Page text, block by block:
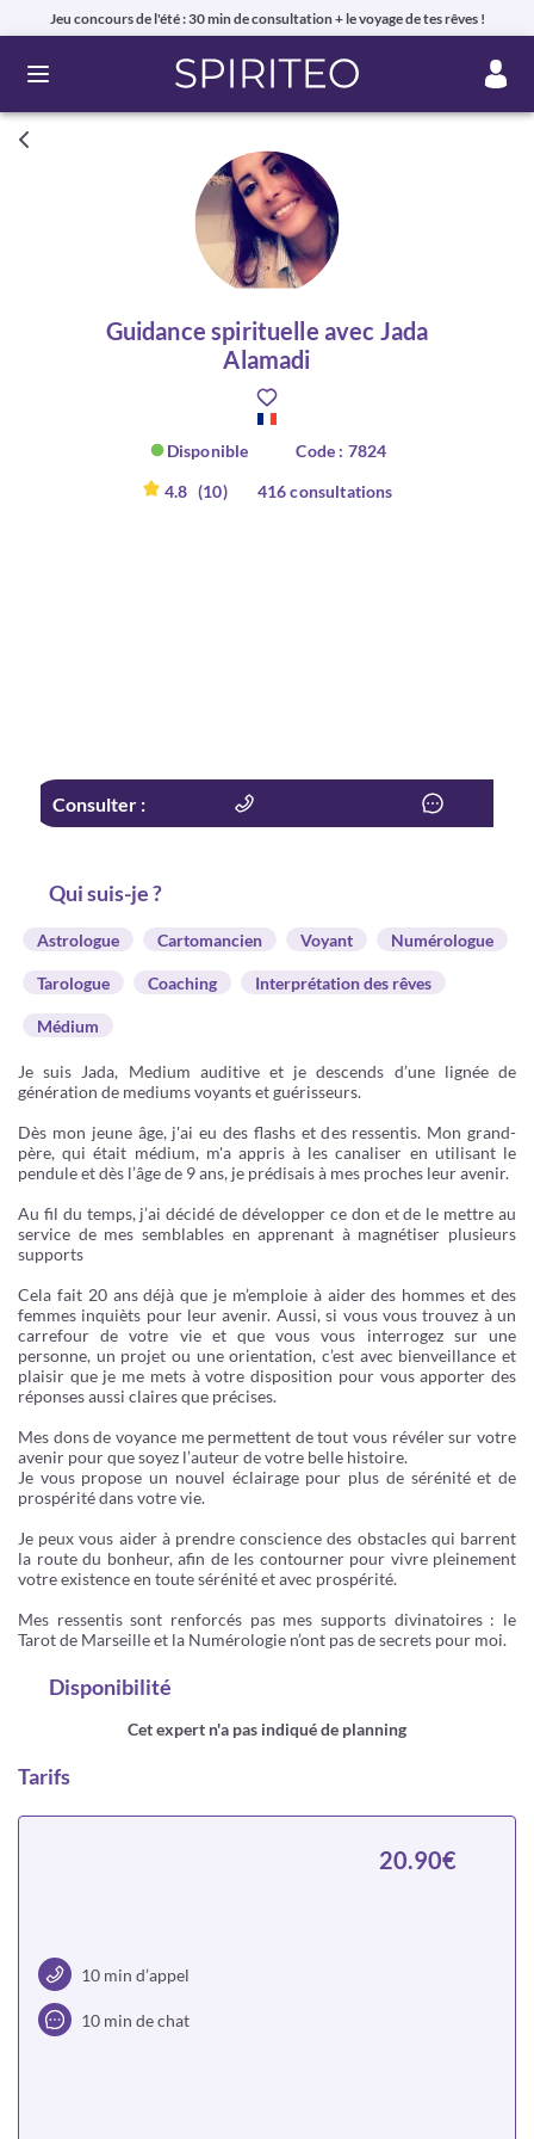
Jeu concours de l'été : 30 min de consultation + le voyage de tes rêves !
Ouvrir le menu
Guidance spirituelle avec Jada
Alamadi
Disponible Code : 7824
4.8 (10) 416 consultations
Consulter :
Qui suis-je ?
Astrologue Cartomancien Voyant Numérologue
Tarologue Coaching Interprétation des rêves
Médium
Je suis Jada, Medium auditive et je descends d’une lignée de
génération de mediums voyants et guérisseurs.
Dès mon jeune âge, j'ai eu des flashs et des ressentis. Mon grand-
père, qui était médium, m'a appris à les canaliser en utilisant le
pendule et dès l’âge de 9 ans, je prédisais à mes proches leur avenir.
Au fil du temps, j’ai décidé de développer ce don et de le mettre au
service de mes semblables en apprenant à magnétiser plusieurs
supports
Cela fait 20 ans déjà que je m’emploie à aider des hommes et des
femmes inquièts pour leur avenir. Aussi, si vous vous trouvez à un
carrefour de votre vie et que vous vous interrogez sur une
personne, un projet ou une orientation, c’est avec bienveillance et
plaisir que je me mets à votre disposition pour vous apporter des
réponses aussi claires que précises.
Mes dons de voyance me permettent de tout vous révéler sur votre
avenir pour que soyez l’auteur de votre belle histoire.
Je vous propose un nouvel éclairage pour plus de sérénité et de
prospérité dans votre vie.
Je peux vous aider à prendre conscience des obstacles qui barrent
la route du bonheur, afin de les contourner pour vivre pleinement
votre existence en toute sérénité et avec prospérité.
Mes ressentis sont renforcés pas mes supports divinatoires : le
Tarot de Marseille et la Numérologie n’ont pas de secrets pour moi.
Disponibilité
Cet expert n'a pas indiqué de planning
Tarifs
10 min d’appel
10 min de chat
20.90€